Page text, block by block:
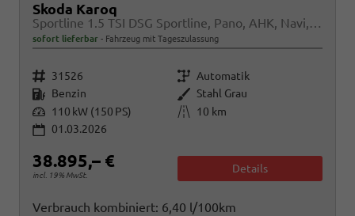
Skoda Karoq
Sportline 1.5 TSI DSG Sportline, Pano, AHK, Navi, CANTON, Matrix, AreaView, Side, FS-beheizbar, 19-Zoll
sofort lieferbar Fahrzeug mit Tageszulassung
Fahrzeugnr. 31526 Getriebe Automatik
Kraftstoff Benzin Außenfarbe Stahl Grau
Leistung 110 kW (150 PS) Kilometerstand
10 km
01.03.2026
38.895,– €
incl. 19% MwSt.
Details
Verbrauch kombiniert: 6,40 l/100km